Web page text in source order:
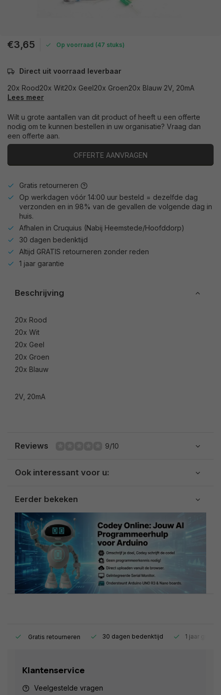
€3,65 Op voorraad (47 stuks)
Direct uit voorraad leverbaar
20x Rood20x Wit20x Geel20x Groen20x Blauw 2V, 20mA
Lees meer
Wilt u grote aantallen van dit product of heeft u een offerte
nodig om te kunnen bestellen in uw organisatie? Vraag dan
een offerte aan.
OFFERTE AANVRAGEN
Gratis retourneren
Op werkdagen vóór 14:00 uur besteld = dezelfde dag
verzonden en in 98% van de gevallen de volgende dag in
huis.
Afhalen in Cruquius (Nabij Heemstede/Hoofddorp)
30 dagen bedenktijd
Altijd GRATIS retourneren zonder reden
1 jaar garantie
Beschrijving
20x Rood
20x Wit
20x Geel
20x Groen
20x Blauw
2V, 20mA
Reviews 9/10
Ook interessant voor u:
Eerder bekeken
Gratis retourneren 30 dagen bedenktijd 1 jaar
Klantenservice
Veelgestelde vragen